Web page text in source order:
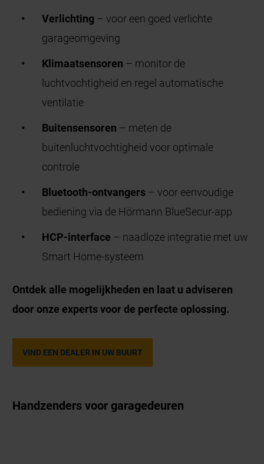
Verlichting – voor een goed verlichte
garageomgeving
Klimaatsensoren – monitor de
luchtvochtigheid en regel automatische
ventilatie
Buitensensoren – meten de
buitenluchtvochtigheid voor optimale
controle
Bluetooth-ontvangers – voor eenvoudige
bediening via de Hörmann BlueSecur-app
HCP-interface – naadloze integratie met uw
Smart Home-systeem
Ontdek alle mogelijkheden en laat u adviseren
door onze experts voor de perfecte oplossing.
VIND EEN DEALER IN UW BUURT
Handzenders voor garagedeuren